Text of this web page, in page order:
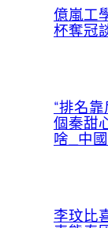
億嵐工
杯奪冠
“排名
個秦甜
啥_中
李玟比